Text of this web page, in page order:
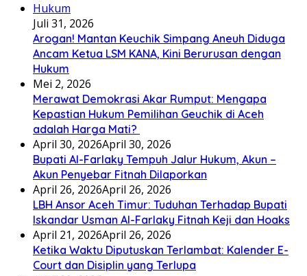
Juli 31, 2026
Arogan! Mantan Keuchik Simpang Aneuh Diduga
Ancam Ketua LSM KANA, Kini Berurusan dengan
Hukum
Mei 2, 2026
Merawat Demokrasi Akar Rumput: Mengapa
Kepastian Hukum Pemilihan Geuchik di Aceh
adalah Harga Mati? ‎
April 30, 2026April 30, 2026
Bupati Al-Farlaky Tempuh Jalur Hukum, Akun –
Akun Penyebar Fitnah Dilaporkan
April 26, 2026April 26, 2026
LBH Ansor Aceh Timur: Tuduhan Terhadap Bupati
Iskandar Usman Al-Farlaky Fitnah Keji dan Hoaks
April 21, 2026April 26, 2026
Ketika Waktu Diputuskan Terlambat: Kalender E-
Court dan Disiplin yang Terlupa